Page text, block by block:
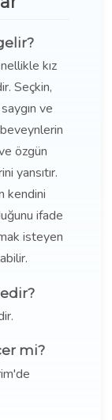
kız
Seçkin,
ve
özgün
yansıtır.
kendini
ifade
isteyen
mi?